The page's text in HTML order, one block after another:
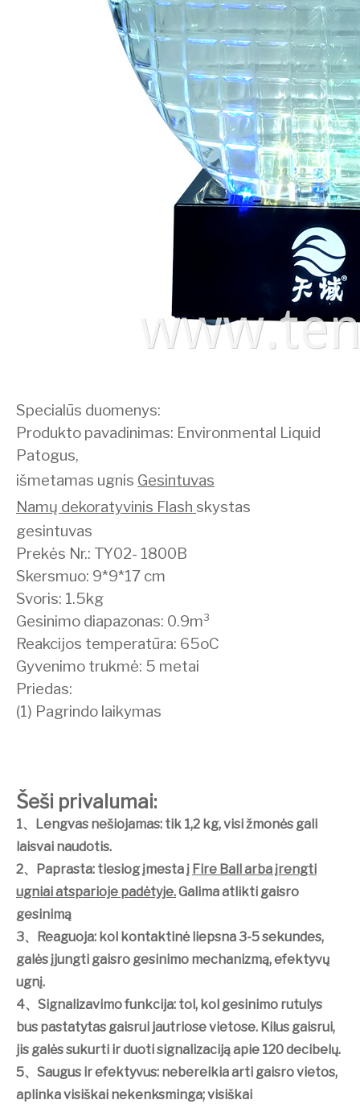
Specialūs duomenys:
Produkto pavadinimas: Environmental Liquid
Patogus,
išmetamas ugnis Gesintuvas
Namų dekoratyvinis Flash skystas
gesintuvas
Prekės Nr.: TY02- 1800B
Skersmuo: 9*9*17 cm
Svoris: 1.5kg
Gesinimo diapazonas: 0.9m³
Reakcijos temperatūra: 65oC
Gyvenimo trukmė: 5 metai
Priedas:
(1) Pagrindo laikymas
Šeši privalumai:
1、 Lengvas nešiojamas: tik 1,2 kg, visi žmonės gali
laisvai naudotis.
2、 Paprasta: tiesiog įmesta į Fire Ball arba įrengti
ugniai atsparioje padėtyje.Galima atlikti gaisro
gesinimą
3、 Reaguoja: kol kontaktinė liepsna 3-5 sekundes,
galės įjungti gaisro gesinimo mechanizmą, efektyvų
ugnį.
4、 Signalizavimo funkcija: tol, kol gesinimo rutulys
bus pastatytas gaisrui jautriose vietose. Kilus gaisrui,
jis galės sukurti ir duoti signalizaciją apie 120 decibelų.
5、 Saugus ir efektyvus: nebereikia arti gaisro vietos,
aplinka visiškai nekenksminga; visiškai